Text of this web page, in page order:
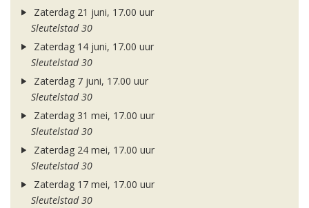
Zaterdag 21 juni, 17.00 uur
Sleutelstad 30
Zaterdag 14 juni, 17.00 uur
Sleutelstad 30
Zaterdag 7 juni, 17.00 uur
Sleutelstad 30
Zaterdag 31 mei, 17.00 uur
Sleutelstad 30
Zaterdag 24 mei, 17.00 uur
Sleutelstad 30
Zaterdag 17 mei, 17.00 uur
Sleutelstad 30